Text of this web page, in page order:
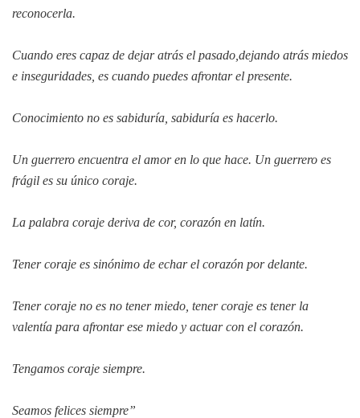
reconocerla.
Cuando eres capaz de dejar atrás el pasado,dejando atrás miedos
e inseguridades, es cuando puedes afrontar el presente.
Conocimiento no es sabiduría, sabiduría es hacerlo.
Un guerrero encuentra el amor en lo que hace. Un guerrero es
frágil es su único coraje.
La palabra coraje deriva de cor, corazón en latín.
Tener coraje es sinónimo de echar el corazón por delante.
Tener coraje no es no tener miedo, tener coraje es tener la
valentía para afrontar ese miedo y actuar con el corazón.
Tengamos coraje siempre.
Seamos felices siempre”